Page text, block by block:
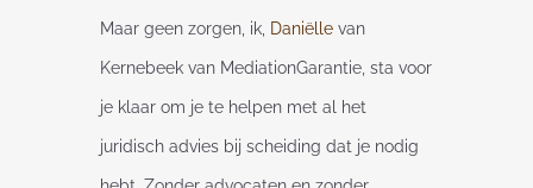
Maar geen zorgen, ik, Daniëlle van
Kernebeek van MediationGarantie, sta voor
je klaar om je te helpen met al het
juridisch advies bij scheiding dat je nodig